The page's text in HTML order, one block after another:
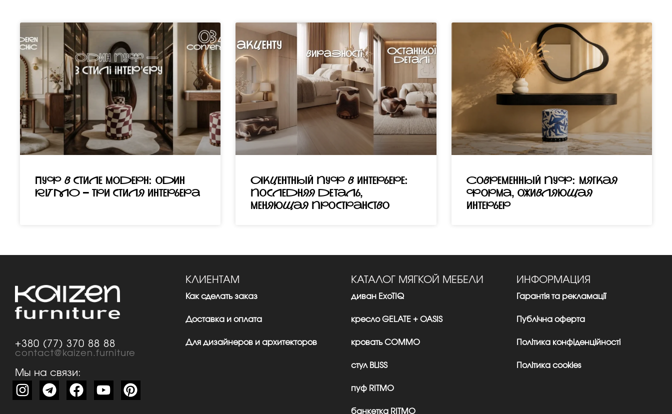
Пуф в стиле модерн: один
RITMO – три стиля интерьера
Акцентный пуф в интерьере:
последняя деталь,
меняющая пространство
Современный пуф: мягкая
форма, оживляющая
интерьер
+380 (77) 370 88 88
contact@kaizen.furniture
Мы на связи:
КЛИЕНТАМ
Как сделать заказ
Доставка и оплата
Для дизайнеров и архитекторов
КАТАЛОГ МЯГКОЙ МЕБЕЛИ
диван ExoTIQ
кресло GELATE + OASIS
кровать CОMMО
стул BLISS
пуф RITMO
банкетка RITMO
ИНФОРМАЦИЯ
Гарантія та рекламації
Публічна оферта
Політика конфіденційності
Політика cookies